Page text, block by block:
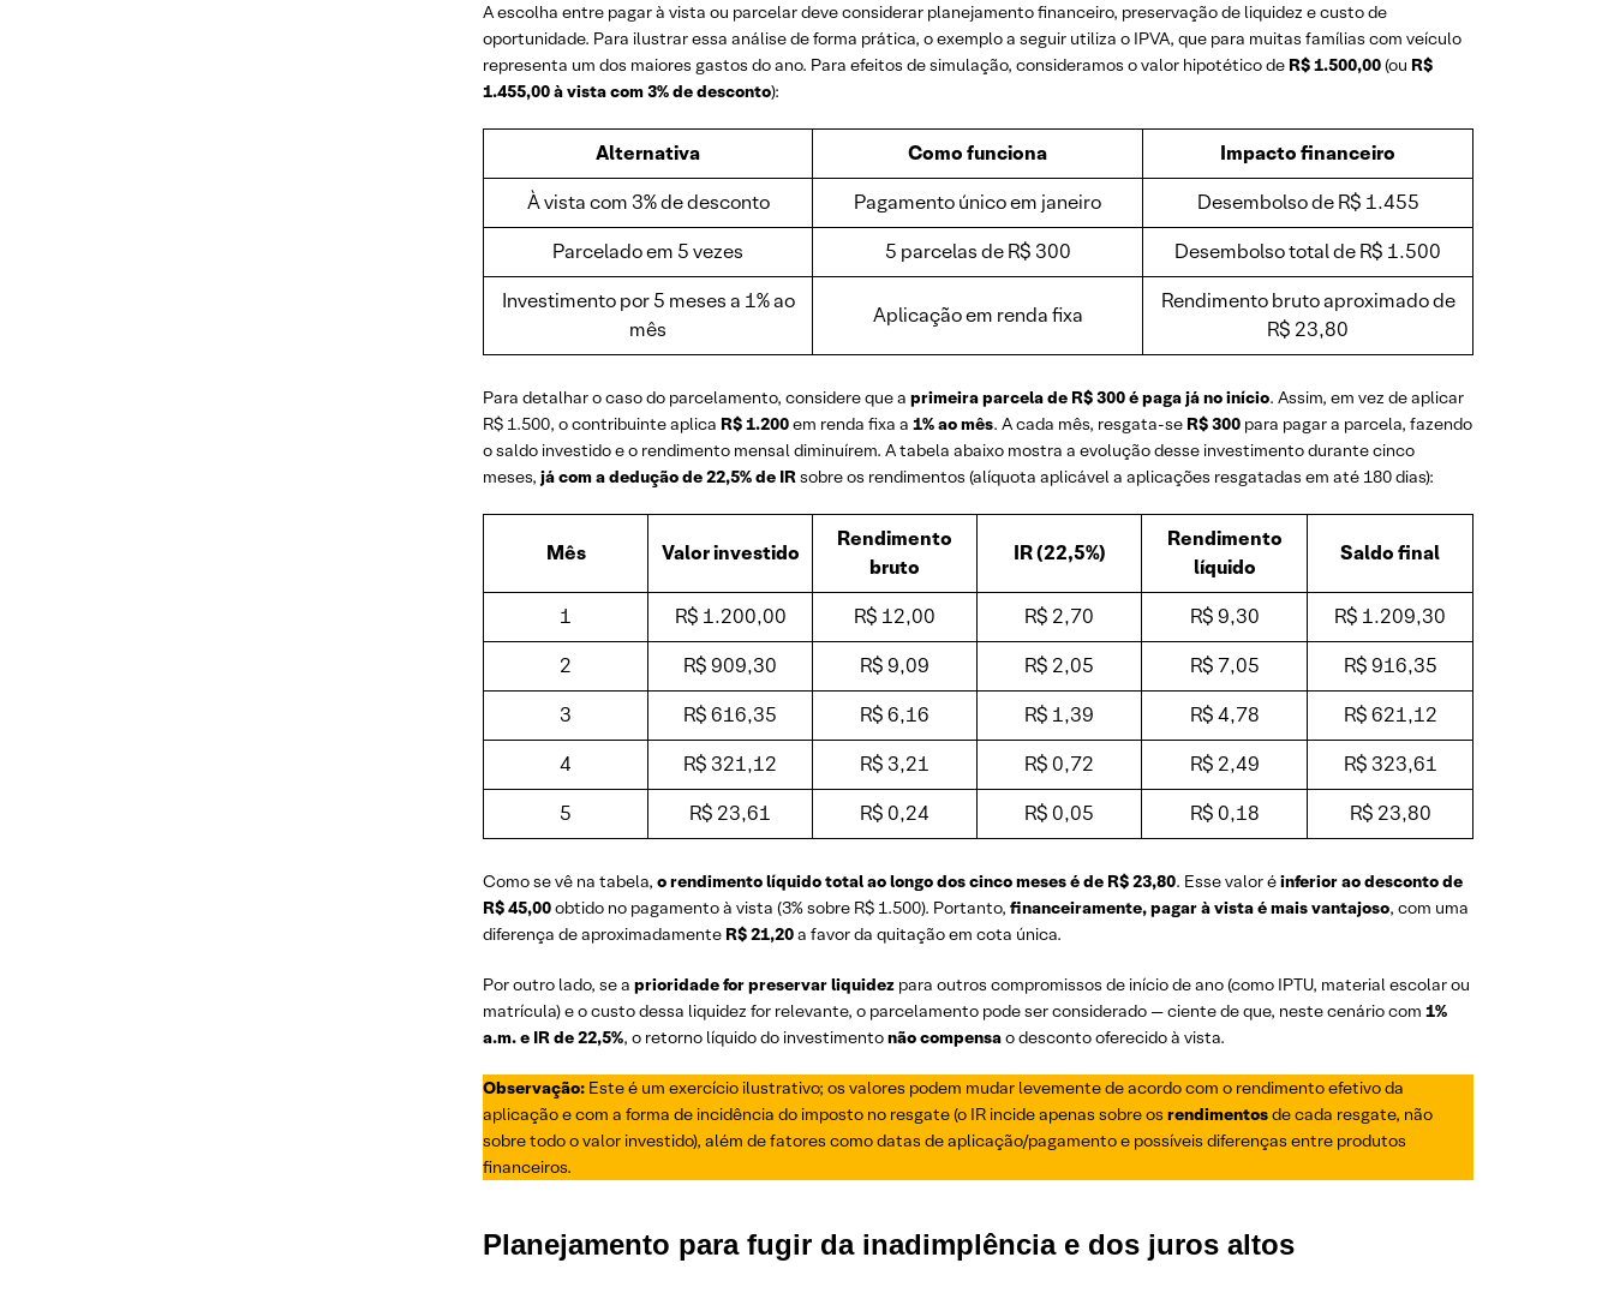
A escolha entre pagar à vista ou parcelar deve considerar planejamento financeiro, preservação de liquidez e custo de
oportunidade. Para ilustrar essa análise de forma prática, o exemplo a seguir utiliza o IPVA, que para muitas famílias com veículo
representa um dos maiores gastos do ano. Para efeitos de simulação, consideramos o valor hipotético de R$ 1.500,00(ou R$
1.455,00 à vista com 3% de desconto):
Alternativa Como funciona
Impacto financeiro
À vista com 3% de desconto
Pagamento único em janeiro
Desembolso de R$ 1.455
Parcelado em 5 vezes
5 parcelas de R$ 300
Desembolso total de R$ 1.500
Investimento por 5 meses a 1% ao
mês
Aplicação em renda fixa
Rendimento bruto aproximado de
R$ 23,80
Para detalhar o caso do parcelamento, considere que a primeira parcela de R$ 300 é paga já no início. Assim, em vez de aplicar
R$ 1.500, o contribuinte aplica R$ 1.200em renda fixa a 1% ao mês. A cada mês, resgata-se R$ 300 para pagar a parcela, fazendo
o saldo investido e o rendimento mensal diminuírem. A tabela abaixo mostra a evolução desse investimento durante cinco
meses, já com a dedução de 22,5% de IRsobre os rendimentos (alíquota aplicável a aplicações resgatadas em até 180 dias):
Mês Valor investido
Rendimento
bruto
IR (22,5%)
Rendimento
líquido
Saldo final
1 R$ 1.200,00 R$ 12,00 R$ 2,70 R$ 9,30
R$ 1.209,30
2
R$ 909,30 R$ 9,09 R$ 2,05 R$ 7,05
R$ 916,35
3
R$ 616,35 R$ 6,16 R$ 1,39 R$ 4,78
R$ 621,12
4
R$ 321,12 R$ 3,21 R$ 0,72 R$ 2,49
R$ 323,61
5
R$ 23,61 R$ 0,24 R$ 0,05 R$ 0,18 R$ 23,80
Como se vê na tabela, o rendimento líquido total ao longo dos cinco meses é de R$ 23,80. Esse valor éinferior ao desconto de
R$ 45,00obtido no pagamento à vista (3% sobre R$ 1.500). Portanto, financeiramente, pagar à vista é mais vantajoso, com uma
diferença de aproximadamente R$ 21,20a favor da quitação em cota única.
Por outro lado, se a prioridade for preservar liquidez para outros compromissos de início de ano (como IPTU, material escolar ou
matrícula) e o custo dessa liquidez for relevante, o parcelamento pode ser considerado — ciente de que, neste cenário com 1%
a.m. e IR de 22,5%, o retorno líquido do investimentonão compensao desconto oferecido à vista.
Observação: Este é um exercício ilustrativo; os valores podem mudar levemente de acordo com o rendimento efetivo da
aplicação e com a forma de incidência do imposto no resgate (o IR incide apenas sobre os rendimentosde cada resgate, não
sobre todo o valor investido), além de fatores como datas de aplicação/pagamento e possíveis diferenças entre produtos
financeiros.
Planejamento para fugir da inadimplência e dos juros altos